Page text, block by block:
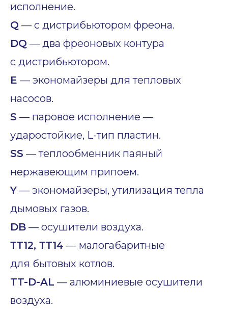
исполнение.
Q — с дистрибьютором фреона.
DQ — два фреоновых контура
с дистрибьютором.
E — экономайзеры для тепловых
насосов.
S — паровое исполнение —
ударостойкие, L-тип пластин.
SS — теплообменник паяный
нержавеющим припоем.
Y — экономайзеры, утилизация тепла
дымовых газов.
DB — осушители воздуха.
ТТ12, ТТ14 — малогабаритные
для бытовых котлов.
TT-D-AL — алюминиевые осушители
воздуха.